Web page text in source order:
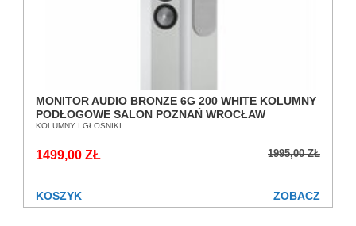
MONITOR AUDIO BRONZE 6G 200 WHITE KOLUMNY
PODŁOGOWE SALON POZNAŃ WROCŁAW
KOLUMNY I GŁOŚNIKI
1995,00 ZŁ
1499,00 ZŁ
KOSZYK ZOBACZ